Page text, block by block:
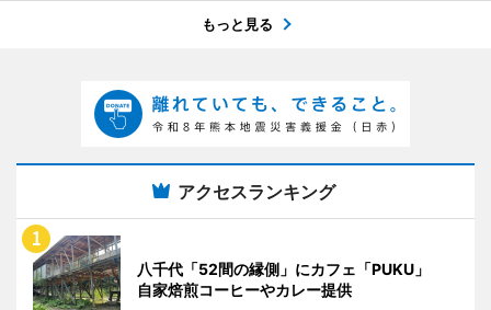
もっと見る
アクセスランキング
八千代「52間の縁側」にカフェ「PUKU」
自家焙煎コーヒーやカレー提供